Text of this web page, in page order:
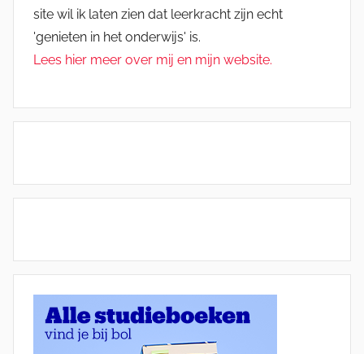
site wil ik laten zien dat leerkracht zijn echt
'genieten in het onderwijs' is.
Lees hier meer over mij en mijn website.